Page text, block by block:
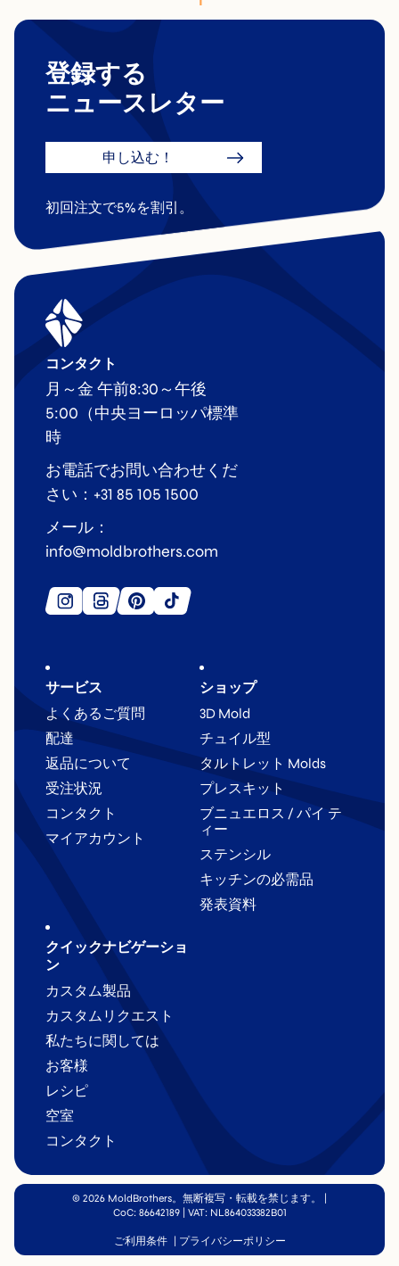
登録する
ニュースレター
申し込む！
初回注文で5%を割引。
サービス
よくあるご質問
配達
返品について
受注状況
コンタクト
マイアカウント
ショップ
3D Mold
チュイル型
タルトレット Molds
プレスキット
ブニュエロス / パイ テ
ィー
ステンシル
キッチンの必需品
発表資料
クイックナビゲーショ
ン
カスタム製品
カスタムリクエスト
私たちに関しては
お客様
レシピ
空室
コンタクト
コンタクト
月～金 午前8:30～午後
5:00（中央ヨーロッパ標準
時
お電話でお問い合わせくだ
さい：+31 85 105 1500
メール：
info@moldbrothers.com
© 2026 MoldBrothers。無断複写・転載を禁じます。
CoC: 86642189 | VAT: NL864033382B01
ご利用条件 プライバシーポリシー